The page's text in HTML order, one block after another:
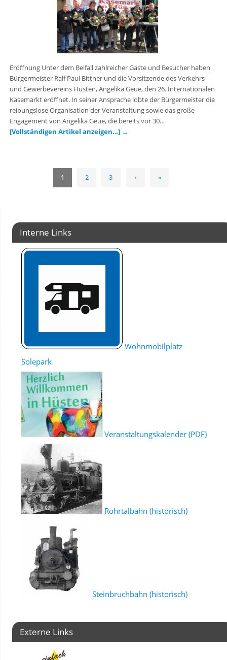
Eröffnung Unter dem Beifall zahlreicher Gäste und Besucher haben
Bürgermeister Ralf Paul Bittner und die Vorsitzende des Verkehrs-
und Gewerbevereins Hüsten, Angelika Geue, den 26. Internationalen
Käsemarkt eröffnet. In seiner Ansprache lobte der Bürgermeister die
reibungslose Organisation der Veranstaltung sowie das große
Engagement von Angelika Geue, die bereits vor 30…
[Vollständigen Artikel anzeigen…] →
1 2 3 › »
Interne Links
Wohnmobilplatz
Solepark
Veranstaltungskalender (PDF)
Röhrtalbahn (historisch)
Steinbruchbahn (historisch)
Externe Links